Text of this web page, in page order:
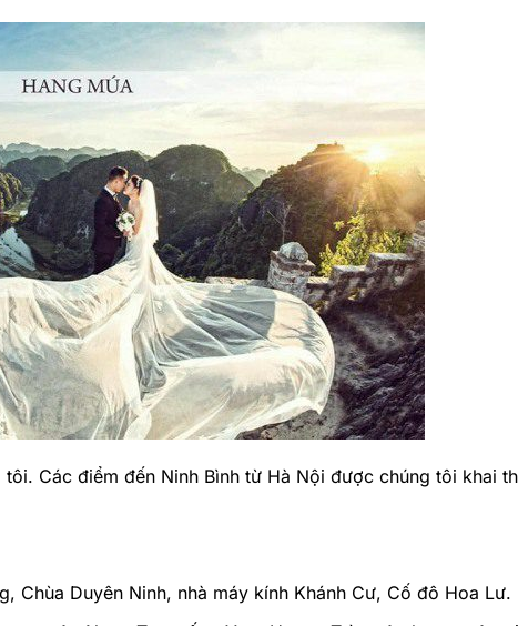
Các điểm đến Ninh Bình từ Hà Nội được chúng tôi khai
Chùa Duyên Ninh, nhà máy kính Khánh Cư, Cố đô Hoa Lư.